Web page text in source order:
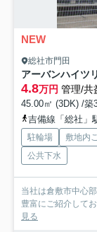
NEW
総社市門田
アーバンハイツ
4.8万円 管理/共
45.00㎡ (3DK) /築
吉備線「総社」
駐輪場 敷地内
公共下水
当社は倉敷市中心
豊富にご紹介して
見る